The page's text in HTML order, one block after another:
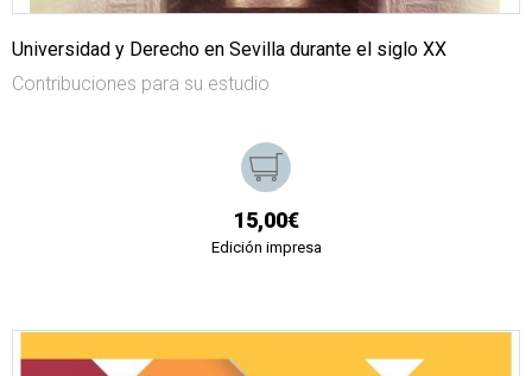
Universidad y Derecho en Sevilla durante el siglo XX
Contribuciones para su estudio
15,00€
Edición impresa